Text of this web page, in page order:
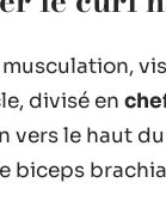
divisé en
le haut
biceps